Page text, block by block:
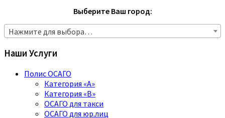
Выберите Ваш город:
Нажмите для выбора…
Наши Услуги
Полис ОСАГО
Категория «A»
Категория «B»
ОСАГО для такси
ОСАГО для юр.лиц